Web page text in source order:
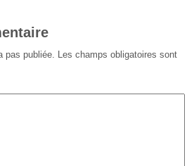
pas publiée. Les champs obligatoires sont